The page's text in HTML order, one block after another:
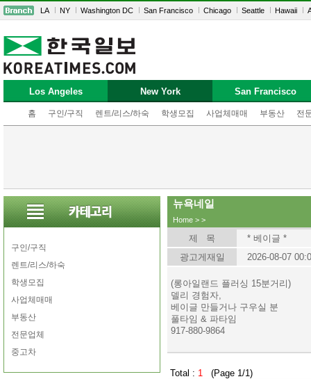
LA NY Washington DC San Francisco Chicago Seattle Hawaii
Los Angeles New York
홈 구인/구직 렌트/리스/하숙 학생모집 사업체매매 부동산 전
San Francisco
구인/구직
렌트/리스/하숙
학생모집
사업체매매
부동산
전문업체
중고차
뉴욕네일
Home > >
제 목
* 베이글 *
광고게재일
2026-08-07
(롱아일랜드 플러싱 15분거리)
델리 경험자,
베이글 만들거나 구우실 분
풀타임 & 파타임
917-880-9864
Total : 1 (Page 1/1)